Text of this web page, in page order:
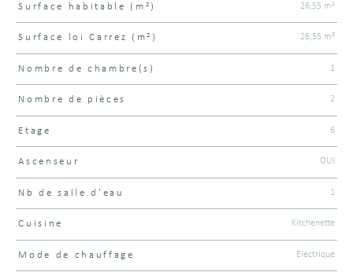
Surface habitable (m²) 26,55 m²
Surface loi Carrez (m²) 26,55 m²
Nombre de chambre(s) 1
Nombre de pièces 2
Etage 6
Ascenseur OUI
Nb de salle d'eau 1
Cuisine Kitchenette
Mode de chauffage Electrique